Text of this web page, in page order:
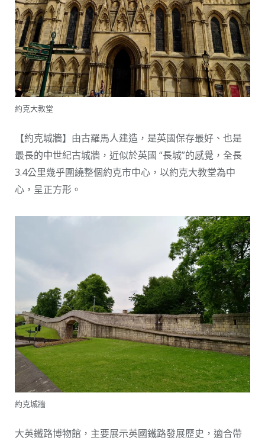
約克大教堂
【約克城牆】由古羅馬人建造，是英國保存最好、也是
最長的中世紀古城牆，近似於英國 “長城”的感覺，全長
3.4公里幾乎圍繞整個約克市中心，以約克大教堂為中
心，呈正方形。
約克城牆
大英鐵路博物館，主要展示英國鐵路發展歷史，適合帶